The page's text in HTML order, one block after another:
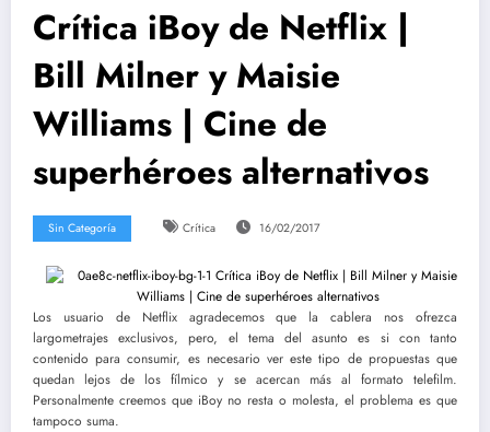
Crítica iBoy de Netflix |
Bill Milner y Maisie
Williams | Cine de
superhéroes alternativos
Sin Categoría Crítica 16/02/2017
Los usuario de Netflix agradecemos que la cablera nos ofrezca
largometrajes exclusivos, pero, el tema del asunto es si con tanto
contenido para consumir, es necesario ver este tipo de propuestas que
quedan lejos de los fílmico y se acercan más al formato telefilm.
Personalmente creemos que iBoy no resta o molesta, el problema es que
tampoco suma.